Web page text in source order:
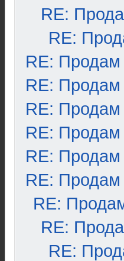
RE:
RE:
RE:
RE:
RE:
RE:
RE:
RE:
RE:
RE:
RE: